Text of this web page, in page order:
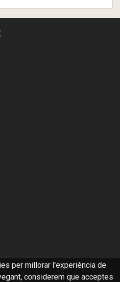
per millorar l'experiència de
considerem que acceptes
Avís legal-Contactar